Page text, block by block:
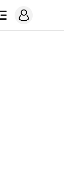
전
메
그